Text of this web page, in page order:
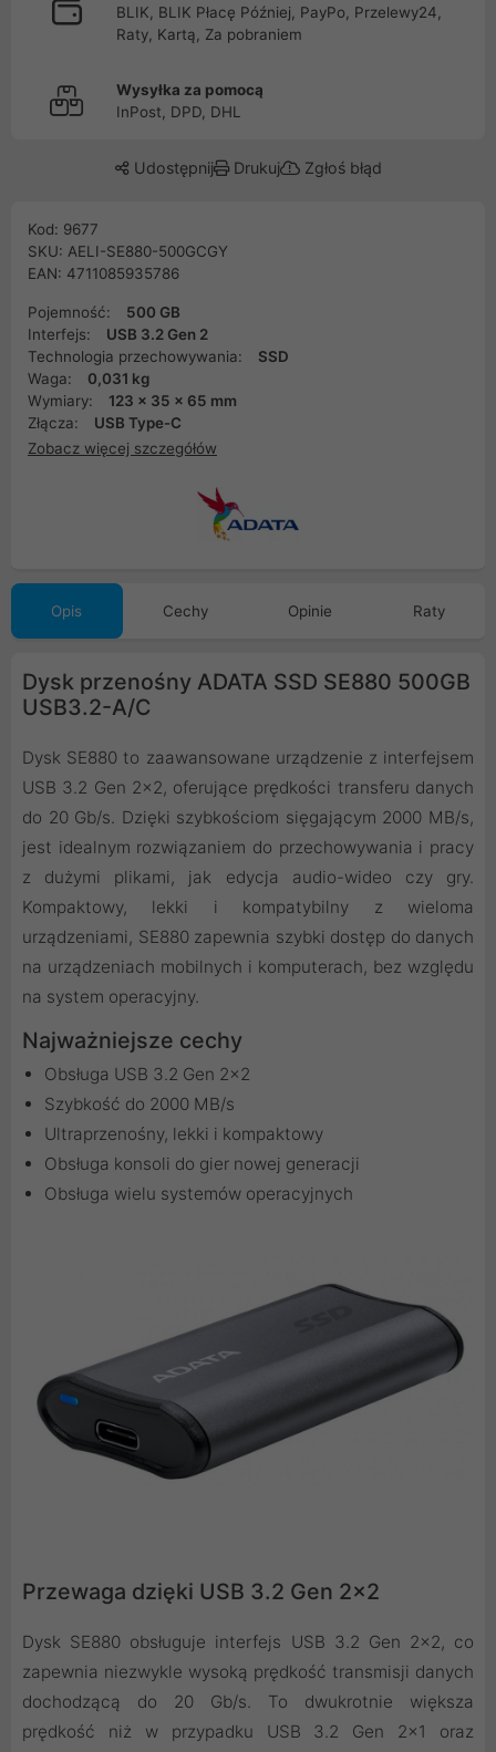
BLIK, BLIK Płacę Później, PayPo, Przelewy24,
Raty, Kartą, Za pobraniem
Wysyłka za pomocą
InPost, DPD, DHL
Udostępnij Drukuj Zgłoś błąd
Kod: 9677
SKU: AELI-SE880-500GCGY
EAN: 4711085935786
Pojemność:
500 GB
Interfejs:
USB 3.2 Gen 2
Technologia przechowywania:
SSD
Waga:
0,031 kg
Wymiary:
123 x 35 x 65 mm
Złącza:
USB Type-C
Zobacz więcej szczegółów
Opis Cechy Opinie Raty
Dysk przenośny ADATA SSD SE880 500GB
USB3.2-A/C
Dysk SE880 to zaawansowane urządzenie z interfejsem
USB 3.2 Gen 2x2, oferujące prędkości transferu danych
do 20 Gb/s. Dzięki szybkościom sięgającym 2000 MB/s,
jest idealnym rozwiązaniem do przechowywania i pracy
z dużymi plikami, jak edycja audio-wideo czy gry.
Kompaktowy, lekki i kompatybilny z wieloma
urządzeniami, SE880 zapewnia szybki dostęp do danych
na urządzeniach mobilnych i komputerach, bez względu
na system operacyjny.
Najważniejsze cechy
Obsługa USB 3.2 Gen 2x2
Szybkość do 2000 MB/s
Ultraprzenośny, lekki i kompaktowy
Obsługa konsoli do gier nowej generacji
Obsługa wielu systemów operacyjnych
Przewaga dzięki USB 3.2 Gen 2x2
Dysk SE880 obsługuje interfejs USB 3.2 Gen 2x2, co
zapewnia niezwykle wysoką prędkość transmisji danych
dochodzącą do 20 Gb/s. To dwukrotnie większa
prędkość niż w przypadku USB 3.2 Gen 2x1 oraz